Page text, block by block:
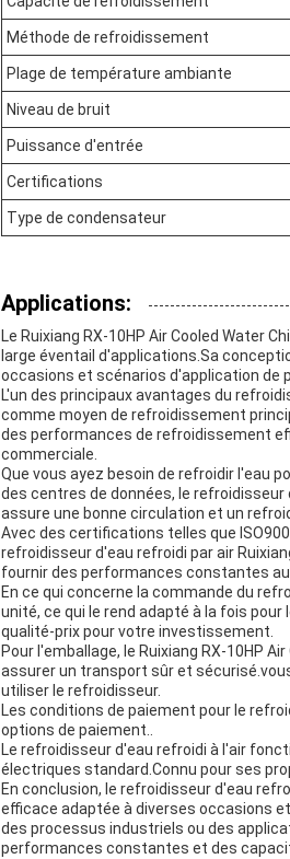
Méthode de refroidissement
Plage de température ambiante
Niveau de bruit
Puissance d'entrée
Certifications
Type de condensateur
Applications:
Le Ruixiang RX-10HP Air Cooled Water
large éventail d'applications.Sa
occasions et scénarios d'application de
L'un des principaux avantages du
comme moyen de refroidissement
des performances de refroidissement
commerciale.
Que vous ayez besoin de refroidir l'eau
des centres de données, le refroidisseur
assure une bonne circulation et un
Avec des certifications telles que
refroidisseur d'eau refroidi par air
fournir des performances constantes
En ce qui concerne la commande du
unité, ce qui le rend adapté à la fois
qualité-prix pour votre investissement.
Pour l'emballage, le Ruixiang RX-10HP
assurer un transport sûr et
utiliser le refroidisseur.
Les conditions de paiement pour le
options de paiement..
Le refroidisseur d'eau refroidi à l'air
électriques standard.Connu pour ses
En conclusion, le refroidisseur d'eau
efficace adaptée à diverses occasions
des processus industriels ou des
performances constantes et des